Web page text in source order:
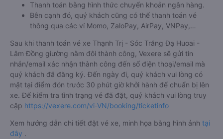
Thanh toán bằng hình thức chuyển khoản ngân hàng.
Bên cạnh đó, quý khách cũng có thể thanh toán vé
thông qua các ví Momo, ZaloPay, AirPay, VNPay,…
Sau khi thanh toán vé xe Thạnh Trị - Sóc Trăng Đạ Huoai -
Lâm Đồng giường nằm đôi thành công, Vexere sẽ gửi tin
nhắn/email xác nhận thành công đến số điện thoại/email mà
quý khách đã đăng ký. Đến ngày đi, quý khách vui lòng có
mặt tại điểm đón trước 30 phút giờ khởi hành để chuẩn bị lên
xe. Để kiểm tra tình trạng vé đã đặt, quý khách vui lòng truy
cập https://vexere.com/vi-VN/booking/ticketinfo
Xem hướng dẫn chi tiết đặt vé xe, minh họa bằng hình ảnh tại
đây .